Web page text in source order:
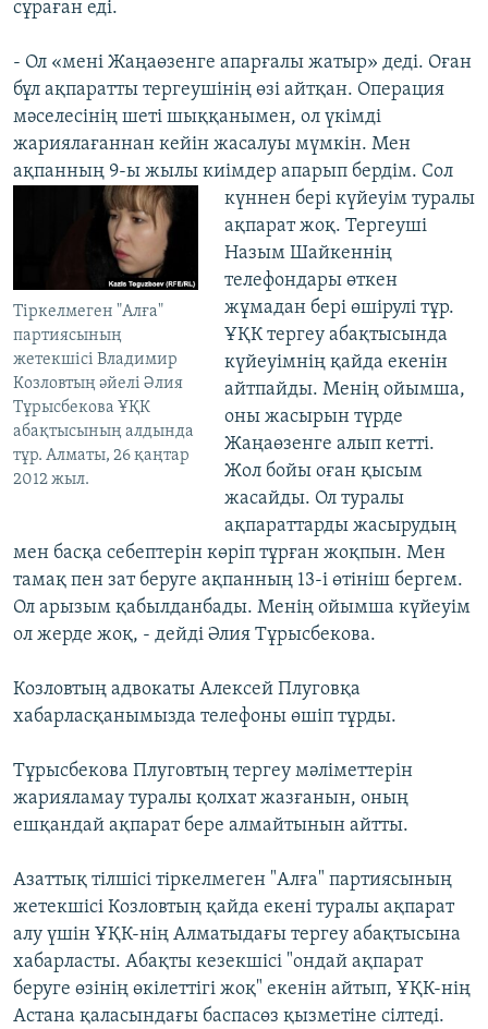
сұраған еді.
- Ол «мені Жаңаөзенге апарғалы жатыр» деді. Оған
бұл ақпаратты тергеушінің өзі айтқан. Операция
мәселесінің шеті шыққанымен, ол үкімді
жариялағаннан кейін жасалуы мүмкін. Мен
ақпанның 9-ы жылы киімдер апарып
Тіркелмеген "Алға"
партиясының
жетекшісі Владимир
Козловтың әйелі Әлия
Тұрысбекова ҰҚК
абақтысының алдында
тұр. Алматы, 26 қаңтар
2012 жыл.
бердім. Сол
күннен бері күйеуім туралы
ақпарат жоқ. Тергеуші
Назым Шайкеннің
телефондары өткен
жұмадан бері өшірулі тұр.
ҰҚК тергеу абақтысында
күйеуімнің қайда екенін
айтпайды. Менің ойымша,
оны жасырын түрде
Жаңаөзенге алып кетті.
Жол бойы оған қысым
жасайды. Ол туралы
ақпараттарды жасырудың
мен басқа себептерін көріп тұрған жоқпын. Мен
тамақ пен зат беруге ақпанның 13-і өтініш бергем.
Ол арызым қабылданбады. Менің ойымша күйеуім
ол жерде жоқ, - дейді Әлия Тұрысбекова.
Козловтың адвокаты Алексей Плуговқа
хабарласқанымызда телефоны өшіп тұрды.
Тұрысбекова Плуговтың тергеу мәліметтерін
жарияламау туралы қолхат жазғанын, оның
ешқандай ақпарат бере алмайтынын айтты.
Азаттық тілшісі тіркелмеген "Алға" партиясының
жетекшісі Козловтың қайда екені туралы ақпарат
алу үшін ҰҚК-нің Алматыдағы тергеу абақтысына
хабарласты. Абақты кезекшісі "ондай ақпарат
беруге өзінің өкілеттігі жоқ" екенін айтып, ҰҚК-нің
Астана қаласындағы баспасөз қызметіне сілтеді.